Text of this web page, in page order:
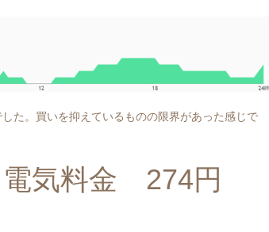
た。買いを抑えているものの限界があった感じで
気料金 274円